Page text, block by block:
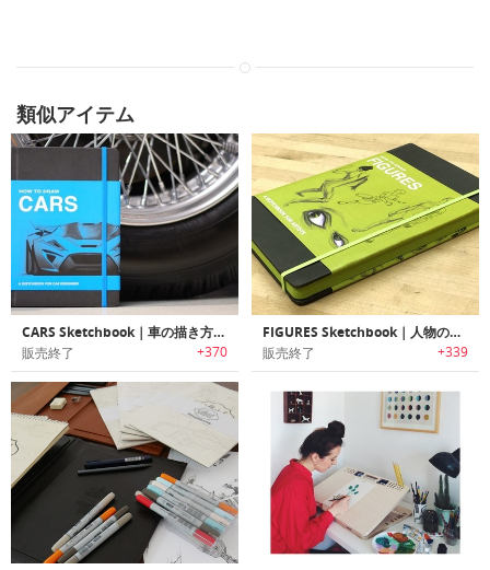
類似アイテム
CARS Sketchbook｜車の描き方を学習可能なハウツースケッチブック「カーズスケッチブック」
販売終了 +370
FIGURES Sketchbook｜人物の描き方が学習可能なハウツースケッチブック「フィギュアスケッチブック」
販売終了 +339